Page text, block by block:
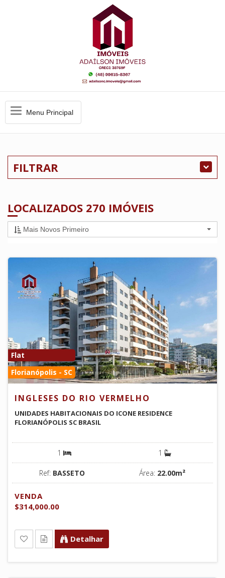
MenuMenu Principal
FILTRAR
LOCALIZADOS 270 IMÓVEIS
Mais Novos Primeiro
Flat
Florianópolis - SC
INGLESES DO RIO VERMELHO
UNIDADES HABITACIONAIS DO ICONE RESIDENCE
FLORIANÓPOLIS SC BRASIL
1 1
Ref: BASSETO Área: 22.00m²
VENDA
$314,000.00
Detalhar